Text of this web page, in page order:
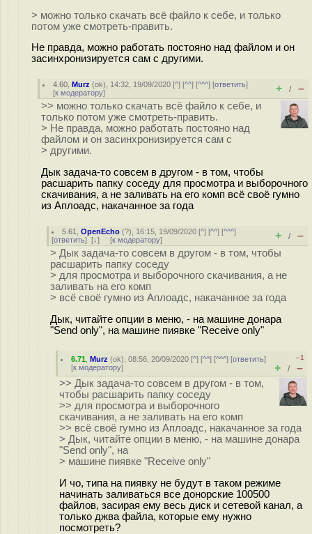
> можно только скачать всё файло к себе, и только
потом уже смотреть-править.
Не правда, можно работать постояно над файлом и он
засинхронизируется сам с другими.
4.60 ,Murz (ok), 14:32, 19/09/2020 [^] [^^] [^^^] [ответить]
[к модератору] + / –
>> можно только скачать всё файло к себе, и
только потом уже смотреть-править.
> Не правда, можно работать постояно над
файлом и он засинхронизируется сам с
> другими.
Дык задача-то совсем в другом - в том, чтобы
расшарить папку соседу для просмотра и выборочного
скачивания, а не заливать на его комп всё своё гумно
из Аплоадс, накачанное за года
5.61 ,OpenEcho (?), 16:15, 19/09/2020 [^] [^^] [^^^]
[ответить] [↓] [к модератору] + / –
> Дык задача-то совсем в другом - в том, чтобы
расшарить папку соседу
> для просмотра и выборочного скачивания, а не
заливать на его комп
> всё своё гумно из Аплоадс, накачанное за года
Дык, читайте опции в меню, - на машине донара
"Send only", на машине пиявке "Receive only"
6.71 ,Murz (ok), 08:56, 20/09/2020 [^] [^^] [^^^] [ответить]
[к модератору]
–1
+ / –
>> Дык задача-то совсем в другом - в том,
чтобы расшарить папку соседу
>> для просмотра и выборочного
скачивания, а не заливать на его комп
>> всё своё гумно из Аплоадс, накачанное за года
> Дык, читайте опции в меню, - на машине донара
"Send only", на
> машине пиявке "Receive only"
И чо, типа на пиявку не будут в таком режиме
начинать заливаться все донорские 100500
файлов, засирая ему весь диск и сетевой канал, а
только джва файла, которые ему нужно
посмотреть?